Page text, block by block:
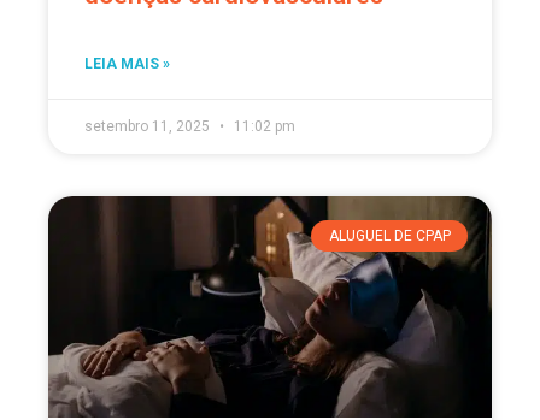
LEIA MAIS »
setembro 11, 2025 11:02 pm
ALUGUEL DE CPAP